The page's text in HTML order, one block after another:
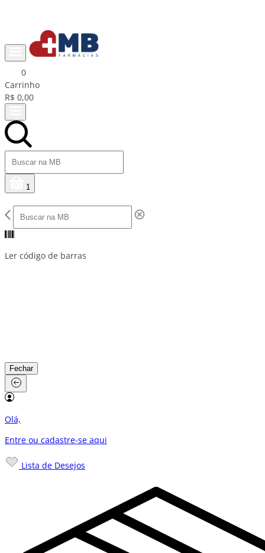
0
Carrinho
R$ 0,00
1
Ler código de barras
Fechar
Olá,
Entre ou cadastre-se aqui
Lista de Desejos